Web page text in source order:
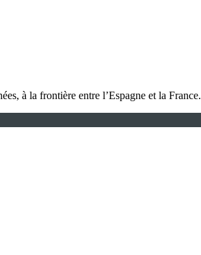
à la frontière entre l’Espagne et la France.